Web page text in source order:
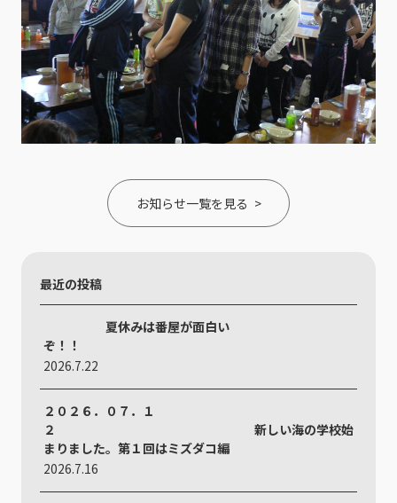
お知らせ一覧を見る
最近の投稿
夏休みは番屋が面白い
ぞ！！
2026.7.22
２０２６．０７．１
２ 新しい海の学校始
まりました。第１回はミズダコ編
2026.7.16